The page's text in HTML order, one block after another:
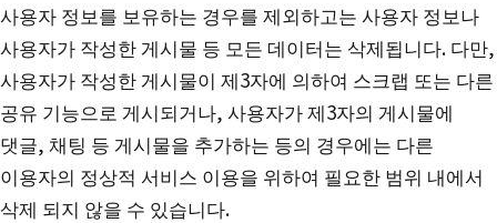
사용자 정보를 보유하는 경우를 제외하고는 사용자 정보나
사용자가 작성한 게시물 등 모든 데이터는 삭제됩니다. 다만,
사용자가 작성한 게시물이 제3자에 의하여 스크랩 또는 다른
공유 기능으로 게시되거나, 사용자가 제3자의 게시물에
댓글, 채팅 등 게시물을 추가하는 등의 경우에는 다른
이용자의 정상적 서비스 이용을 위하여 필요한 범위 내에서
삭제 되지 않을 수 있습니다.